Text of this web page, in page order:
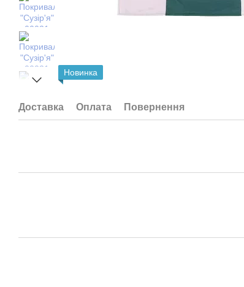
Новинка
Доставка Оплата Повернення